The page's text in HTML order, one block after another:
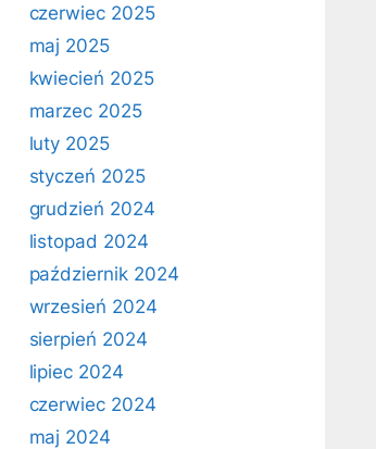
czerwiec 2025
maj 2025
kwiecień 2025
marzec 2025
luty 2025
styczeń 2025
grudzień 2024
listopad 2024
październik 2024
wrzesień 2024
sierpień 2024
lipiec 2024
czerwiec 2024
maj 2024